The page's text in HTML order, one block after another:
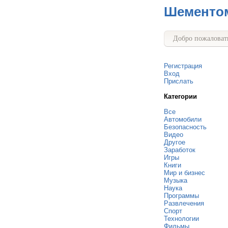
Добро
Регистрация
Вход
Прислать
Категории
Все
Автомобили
Безопасность
Видео
Другое
Заработок
Игры
Книги
Мир и бизнес
Музыка
Наука
Программы
Развлечения
Спорт
Технологии
Фильмы